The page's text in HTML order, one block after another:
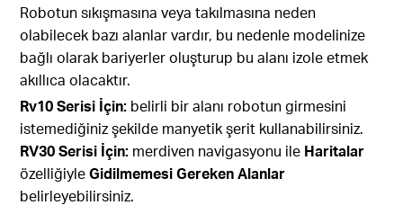
Robotun sıkışmasına veya takılmasına neden
olabilecek bazı alanlar vardır, bu nedenle modelinize
bağlı olarak bariyerler oluşturup bu alanı izole etmek
akıllıca olacaktır.
Rv10 Serisi İçin: belirli bir alanı robotun girmesini
istemediğiniz şekilde manyetik şerit kullanabilirsiniz.
RV30 Serisi İçin: merdiven navigasyonu ile Haritalar
özelliğiyleGidilmemesi Gereken Alanlar
belirleyebilirsiniz.